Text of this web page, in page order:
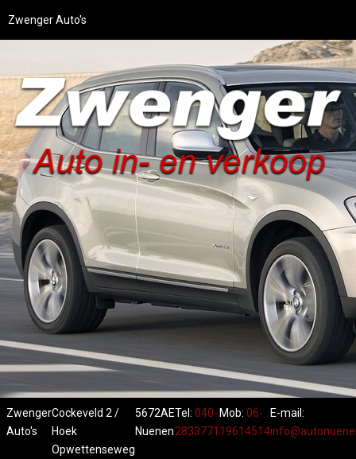
Zwenger Auto's
Zwenger
Auto's
Cockeveld 2 /
Hoek
Opwettenseweg
5672AE
Nuenen
Tel: 040-
2833771
Mob: 06-
19614514
E-mail: